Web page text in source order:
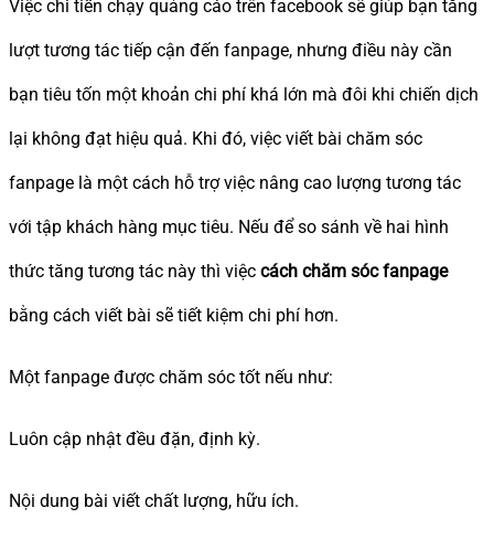
Việc chi tiền chạy quảng cáo trên facebook sẽ giúp bạn tăng
lượt tương tác tiếp cận đến fanpage, nhưng điều này cần
bạn tiêu tốn một khoản chi phí khá lớn mà đôi khi chiến dịch
lại không đạt hiệu quả. Khi đó, việc viết bài chăm sóc
fanpage là một cách hỗ trợ việc nâng cao lượng tương tác
với tập khách hàng mục tiêu. Nếu để so sánh về hai hình
thức tăng tương tác này thì việc cách chăm sóc fanpage
bằng cách viết bài sẽ tiết kiệm chi phí hơn.
Một fanpage được chăm sóc tốt nếu như:
Luôn cập nhật đều đặn, định kỳ.
Nội dung bài viết chất lượng, hữu ích.